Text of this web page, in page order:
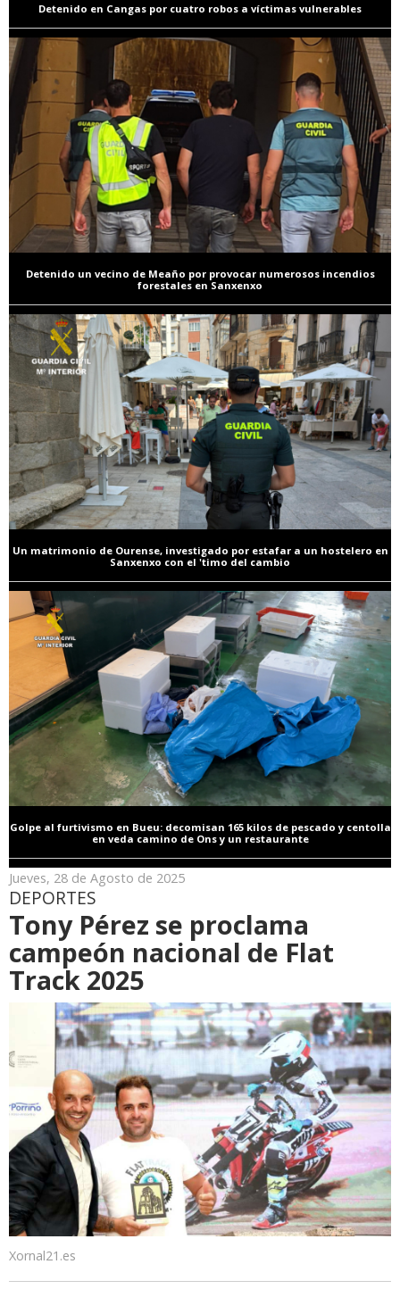
Detenido en Cangas por cuatro robos a víctimas vulnerables
Detenido un vecino de Meaño por provocar numerosos incendios
forestales en Sanxenxo
Un matrimonio de Ourense, investigado por estafar a un hostelero en
Sanxenxo con el 'timo del cambio
Golpe al furtivismo en Bueu: decomisan 165 kilos de pescado y centolla
en veda camino de Ons y un restaurante
Jueves, 28 de Agosto de 2025
DEPORTES
Tony Pérez se proclama
campeón nacional de Flat
Track 2025
Xornal21.es